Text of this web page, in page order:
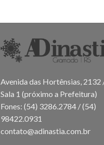
Avenida das Hortênsias, 2132
Sala 1 (próximo a Prefeitura)
Fones: (54) 3286.2784 / (54)
98422.0931
contato@adinastia.com.br